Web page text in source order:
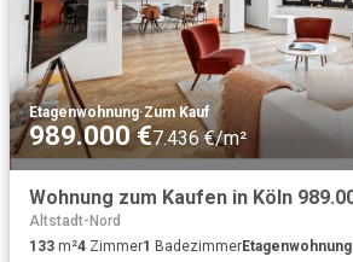
Etagenwohnung·Zum Kauf
989.000 €7.436 €/m²
Altstadt-Nord
133 m²4 Zimmer1 BadezimmerEtagenwohnung